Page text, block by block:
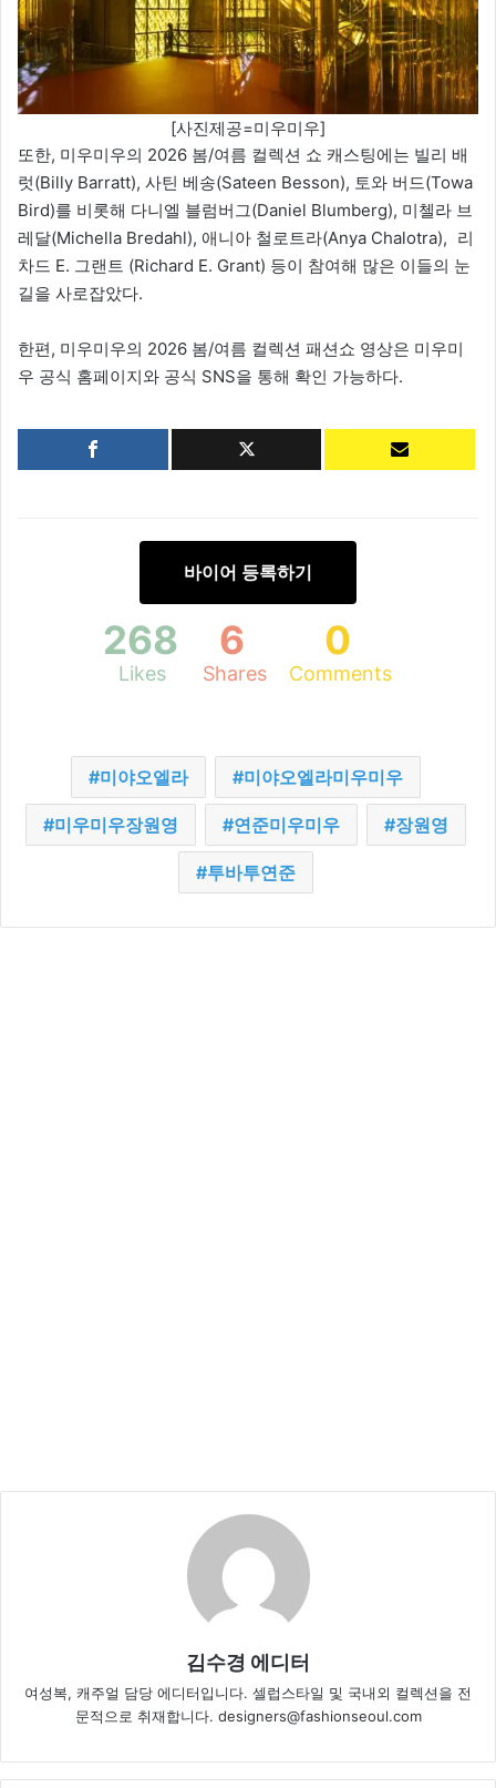
[사진제공=미우미우]
또한, 미우미우의 2026 봄/여름 컬렉션 쇼 캐스팅에는 빌리 배
럿(Billy Barratt), 사틴 베송(Sateen Besson), 토와 버드(Towa
Bird)를 비롯해 다니엘 블럼버그(Daniel Blumberg), 미첼라 브
레달(Michella Bredahl), 애니아 철로트라(Anya Chalotra), 리
차드 E. 그랜트 (Richard E. Grant) 등이 참여해 많은 이들의 눈
길을 사로잡았다.
한편, 미우미우의 2026 봄/여름 컬렉션 패션쇼 영상은 미우미
우 공식 홈페이지와 공식 SNS을 통해 확인 가능하다.
바이어 등록하기
268
Likes
6
Shares
0
Comments
미야오엘라 미야오엘라미우미우
미우미우장원영 연준미우미우 장원영
투바투연준
김수경 에디터
여성복, 캐주얼 담당 에디터입니다. 셀럽스타일 및 국내외 컬렉션을 전
문적으로 취재합니다. designers@fashionseoul.com